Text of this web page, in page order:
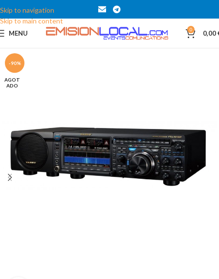
Skip to navigation
Skip to main content
MENU 0 0,00
-90%
AGOT
ADO